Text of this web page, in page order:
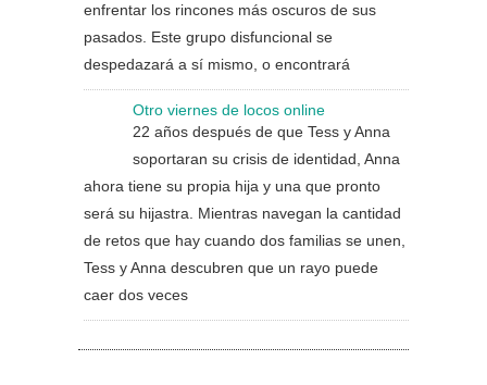
enfrentar los rincones más oscuros de sus
pasados. Este grupo disfuncional se
despedazará a sí mismo, o encontrará
Otro viernes de locos online
22 años después de que Tess y Anna
soportaran su crisis de identidad, Anna
ahora tiene su propia hija y una que pronto
será su hijastra. Mientras navegan la cantidad
de retos que hay cuando dos familias se unen,
Tess y Anna descubren que un rayo puede
caer dos veces